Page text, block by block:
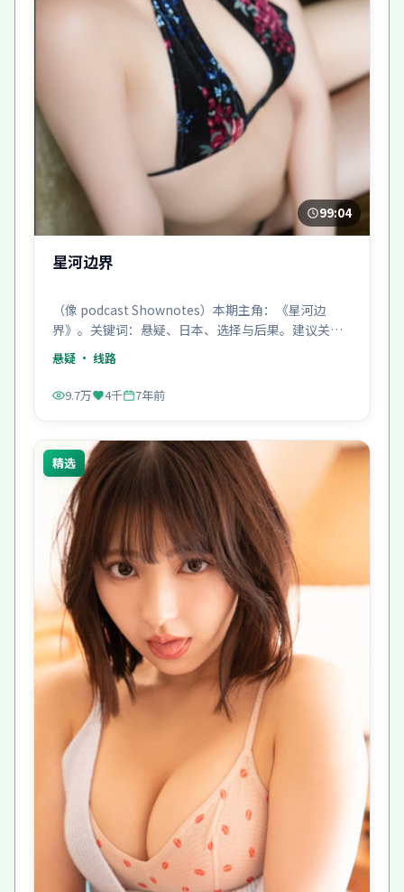
99:04
星河边界
（像 podcast Shownotes）本期主角：《星河边
界》。关键词：悬疑、日本、选择与后果。建议关灯
戴耳机。
悬疑 · 线路
9.7万 4千 7年前
精选